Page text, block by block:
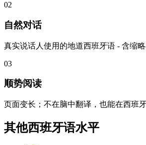
02
自然对话
真实说话人使用的地道西班牙语 - 含缩略
03
顺势阅读
页面变长；不在脑中翻译，也能在西班
其他西班牙语水平